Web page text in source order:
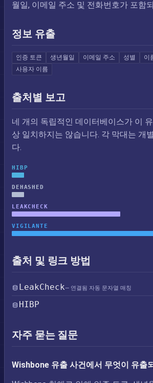
월일, 이메일 주소 및 전화번호가 포함
정보 유출
인증 토큰 생년월일 이메일 주소 성별 이
사용자 이름
출처별 보고
네 개의 독립적인 데이터베이스가 이
상 일치하지는 않습니다. 각 막대는 개
다.
HIBP
DEHASHED
LEAKCHECK
VIGILANTE
출처 및 링크 방법
LeakCheck— 연결됨 자동 문자열 매칭
HIBP
자주 묻는 질문
Wishbone 유출 사건에서 무엇이 유출